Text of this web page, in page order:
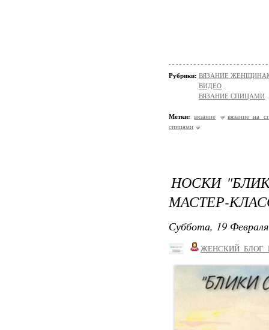
Рубрики: ВЯЗАНИЕ ЖЕНЩИНАМ/
ВИДЕО
ВЯЗАНИЕ СПИЦАМИ
Метки: вязание
вязание на
спицами
НОСКИ
МАСТЕР-
Суббота, 19